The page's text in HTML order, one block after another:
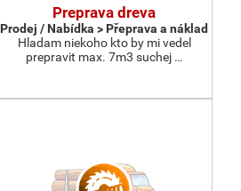
Preprava dreva
Prodej / Nabídka > Přeprava a náklad
Hladam niekoho kto by mi vedel
prepravit max. 7m3 suchej …